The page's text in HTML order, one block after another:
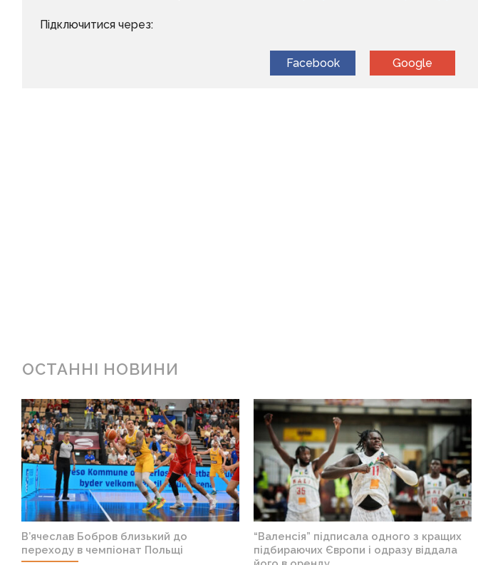
Підключитися через:
Facebook Google
ОСТАННІ НОВИНИ
Збірні Литви і Латвії залишилися без
гравців НБА на кваліфікацію чемпіонату
“Нікс” відправили обраного на драфті
молодого таланта в Європу